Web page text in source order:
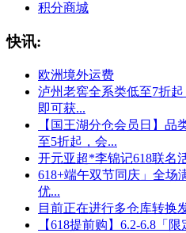
积分商城
快讯:
欧洲境外运费
泸州老窖全系类低至7折
即可获...
【国王湖分仓会员日】
至5折起，会...
开元亚超*李锦记618联名
618+端午双节同庆」全场
优...
目前正在进行多仓库转换
【618提前购】6.2-6.8「